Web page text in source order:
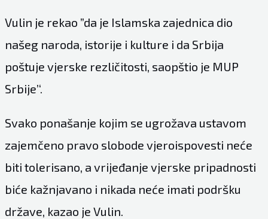
Vulin je rekao ”da je Islamska zajednica dio
našeg naroda, istorije i kulture i da Srbija
poštuje vjerske rezličitosti, saopštio je MUP
Srbije’‘.
Svako ponašanje kojim se ugrožava ustavom
zajemčeno pravo slobode vjeroispovesti neće
biti tolerisano, a vrijeđanje vjerske pripadnosti
biće kažnjavano i nikada neće imati podršku
države, kazao je Vulin.